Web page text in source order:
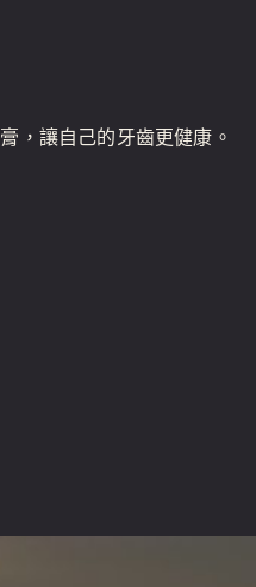
，讓自己的牙齒更健康。